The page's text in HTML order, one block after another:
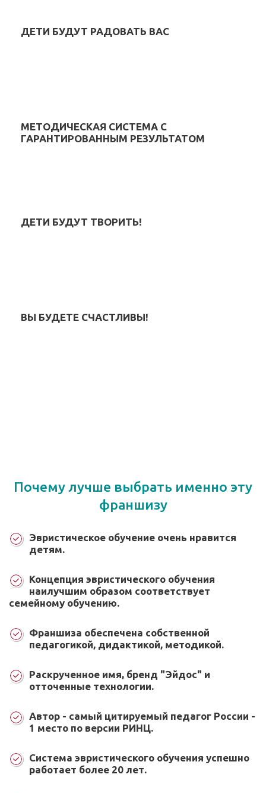
ДЕТИ БУДУТ РАДОВАТЬ ВАС
МЕТОДИЧЕСКАЯ СИСТЕМА С
ГАРАНТИРОВАННЫМ РЕЗУЛЬТАТОМ
ДЕТИ БУДУТ ТВОРИТЬ!
ВЫ БУДЕТЕ СЧАСТЛИВЫ!
Почему лучше выбрать именно эту
франшизу
Эвристическое обучение очень нравится
детям.
Концепция эвристического обучения
наилучшим образом соответствует
семейному обучению.
Франшиза обеспечена собственной
педагогикой, дидактикой, методикой.
Раскрученное имя, бренд "Эйдос" и
отточенные технологии.
Автор - самый цитируемый педагог России -
1 место по версии РИНЦ.
Система эвристического обучения успешно
работает более 20 лет.